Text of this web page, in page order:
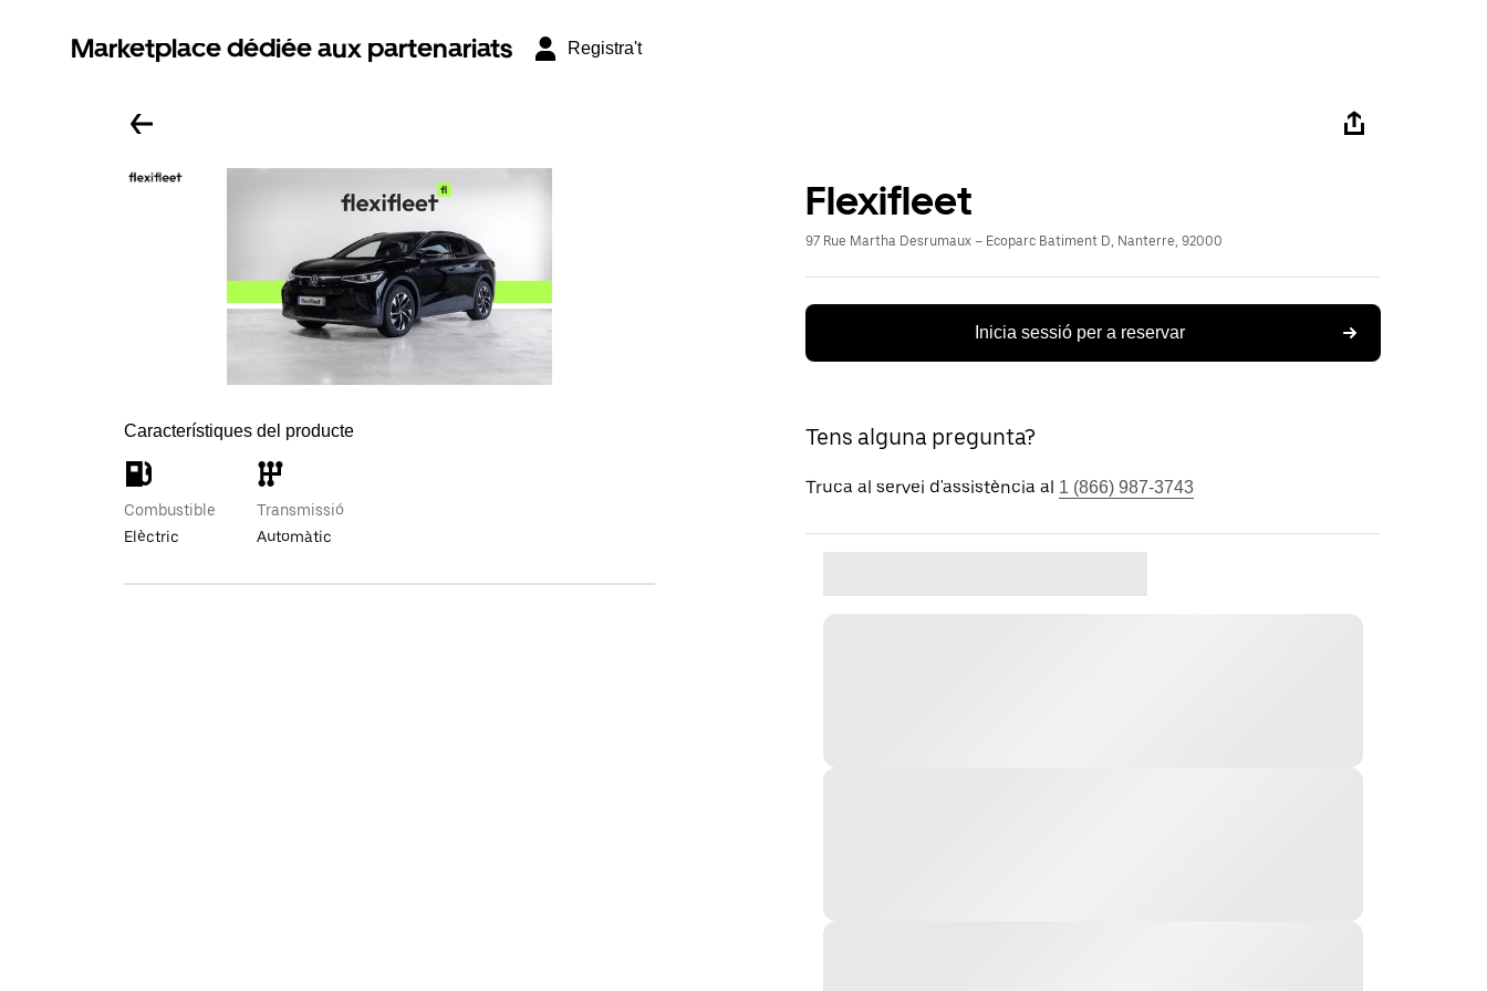
Marketplace dédiée aux partenariats Registra't
Característiques del producte
Combustible
Elèctric
Transmissió
Automàtic
Flexifleet
97 Rue Martha Desrumaux – Ecoparc Batiment D, Nanterre, 92000
Inicia sessió per a reservar
Tens alguna pregunta?
Truca al servei d'assistència al 1 (866) 987-3743